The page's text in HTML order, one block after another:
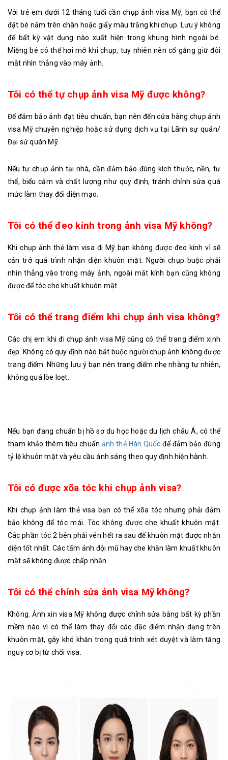
Với trẻ em dưới 12 tháng tuổi cần chụp ảnh visa Mỹ, bạn có thể
đặt bé nằm trên chân hoặc giấy màu trắng khi chụp. Lưu ý không
để bất kỳ vật dụng nào xuất hiện trong khung hình ngoài bé.
Miệng bé có thể hơi mở khi chụp, tuy nhiên nên cố gắng giữ đôi
mắt nhìn thẳng vào máy ảnh.
Tôi có thể tự chụp ảnh visa Mỹ được không?
Để đảm bảo ảnh đạt tiêu chuẩn, bạn nên đến cửa hàng chụp ảnh
visa Mỹ chuyên nghiệp hoặc sử dụng dịch vụ tại Lãnh sự quán/
Đại sứ quán Mỹ.
Nếu tự chụp ảnh tại nhà, cần đảm bảo đúng kích thước, nền, tư
thế, biểu cảm và chất lượng như quy định, tránh chỉnh sửa quá
mức làm thay đổi diện mạo.
Tôi có thể đeo kính trong ảnh visa Mỹ không?
Khi chụp ảnh thẻ làm visa đi Mỹ bạn không được đeo kính vì sẽ
cản trở quá trình nhận diện khuôn mặt. Người chụp buộc phải
nhìn thẳng vào trong máy ảnh, ngoài mắt kính bạn cũng không
được để tóc che khuất khuôn mặt.
Tôi có thể trang điểm khi chụp ảnh visa không?
Các chị em khi đi chụp ảnh visa Mỹ cũng có thể trang điểm xinh
đẹp. Không có quy định nào bắt buộc người chụp ảnh không được
trang điểm. Những lưu ý bạn nên trang điểm nhẹ nhàng tự nhiên,
không quá lòe loẹt.
Nếu bạn đang chuẩn bị hồ sơ du học hoặc du lịch châu Á, có thể
tham khảo thêm tiêu chuẩn ảnh thẻ Hàn Quốc để đảm bảo đúng
tỷ lệ khuôn mặt và yêu cầu ánh sáng theo quy định hiện hành.
Tôi có được xõa tóc khi chụp ảnh visa?
Khi chụp ảnh làm thẻ visa bạn có thể xõa tóc nhưng phải đảm
bảo không để tóc mái. Tóc không được che khuất khuôn mặt.
Các phần tóc 2 bên phải vén hết ra sau để khuôn mặt được nhận
diện tốt nhất. Các tấm ảnh đội mũ hay che khăn làm khuất khuôn
mặt sẽ không được chấp nhận.
Tôi có thể chỉnh sửa ảnh visa Mỹ không?
Không. Ảnh xin visa Mỹ không được chỉnh sửa bằng bất kỳ phần
mềm nào vì có thể làm thay đổi các đặc điểm nhận dạng trên
khuôn mặt, gây khó khăn trong quá trình xét duyệt và làm tăng
nguy cơ bị từ chối visa.